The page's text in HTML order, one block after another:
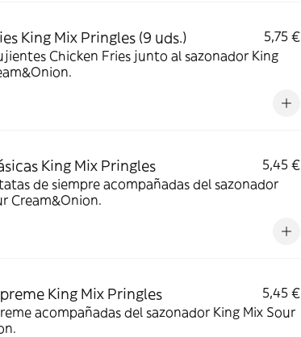
King Mix Pringles (9 uds.)
5,75 €
Chicken Fries junto al sazonador King
King Mix Pringles
5,45 €
acompañadas del sazonador
Cream&Onion.
King Mix Pringles
5,45 €
acompañadas del sazonador King Mix Sour